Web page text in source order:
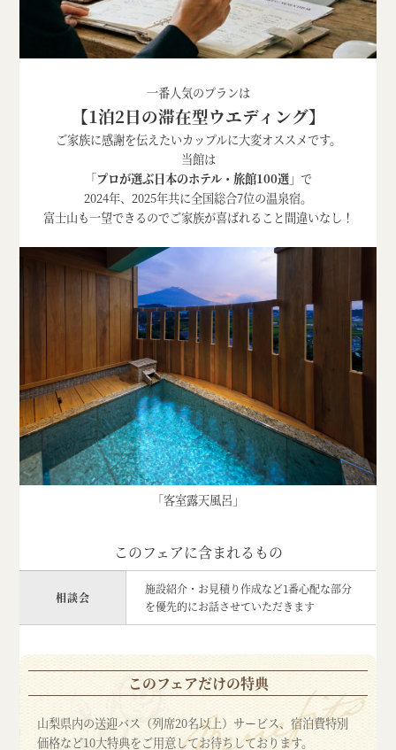
一番人気のプランは
【1泊2日の滞在型ウエディング】
ご家族に感謝を伝えたいカップルに大変オススメです。
当館は
「プロが選ぶ日本のホテル・旅館100選」で
2024年、2025年共に全国総合7位の温泉宿。
富士山も一望できるのでご家族が喜ばれること間違いなし！
「客室露天風呂」
このフェアに含まれるもの
相談会
施設紹介・お見積り作成など1番心配な部分
を優先的にお話させていただきます
このフェアだけの特典
山梨県内の送迎バス（列席20名以上）サービス、宿泊費特別
価格など10大特典をご用意してお待ちしております。